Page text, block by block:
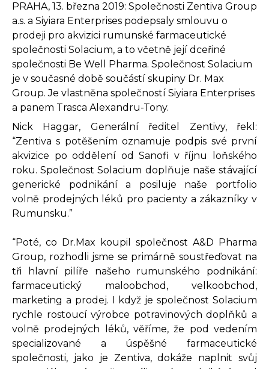
PRAHA, 13. března 2019: Společnosti Zentiva Group
a.s. a Siyiara Enterprises podepsaly smlouvu o
prodeji pro akvizici rumunské farmaceutické
společnosti Solacium, a to včetně její dceřiné
společnosti Be Well Pharma. Společnost Solacium
je v současné době součástí skupiny Dr. Max
Group. Je vlastněna společností Siyiara Enterprises
a panem Trasca Alexandru-Tony.
Nick Haggar, Generální ředitel Zentivy, řekl:
“Zentiva s potěšením oznamuje podpis své první
akvizice po oddělení od Sanofi v říjnu loňského
roku. Společnost Solacium doplňuje naše stávající
generické podnikání a posiluje naše portfolio
volně prodejných léků pro pacienty a zákazníky v
Rumunsku.”
“Poté, co Dr.Max koupil společnost A&D Pharma
Group, rozhodli jsme se primárně soustřeďovat na
tři hlavní pilíře našeho rumunského podnikání:
farmaceutický maloobchod, velkoobchod,
marketing a prodej. I když je společnost Solacium
rychle rostoucí výrobce potravinových doplňků a
volně prodejných léků, věříme, že pod vedením
specializované a úspěšné farmaceutické
společnosti, jako je Zentiva, dokáže naplnit svůj